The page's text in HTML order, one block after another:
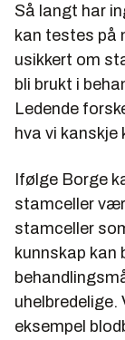
Så langt har
kan testes på
usikkert om
bli brukt i
Ledende
hva vi kanskje
Ifølge Borge
stamceller
stamceller
kunnskap kan
uhelbredelige.
eksempel